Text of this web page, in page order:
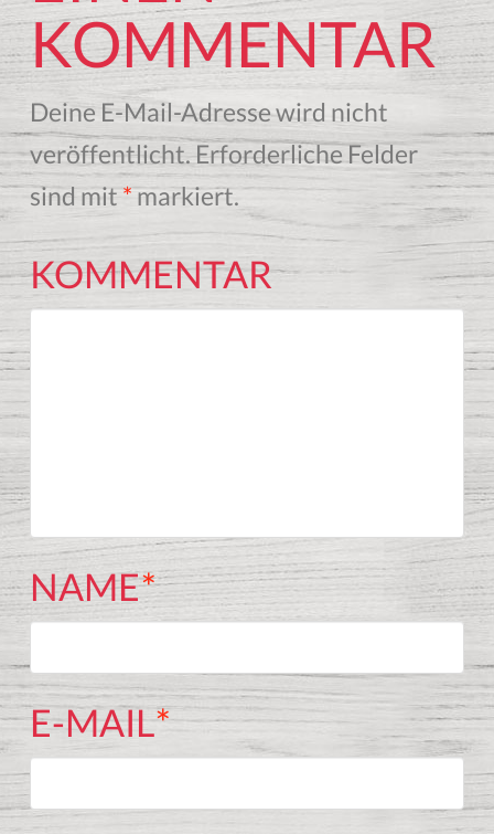
Fire09.08.2014
KOMMENTAR
Deine E-Mail-Adresse wird nicht
veröffentlicht.Erforderliche Felder
sind mit*markiert.
KOMMENTAR
NAME*
E-MAIL*